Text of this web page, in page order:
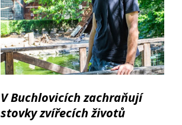
V Buchlovicích zachraňují
stovky zvířecích životů